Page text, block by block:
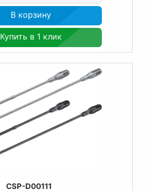
В корзину
Купить в 1 клик
CSP-D00111